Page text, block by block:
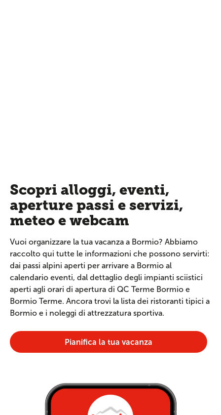
Scopri alloggi, eventi,
aperture passi e servizi,
meteo e webcam
Vuoi organizzare la tua vacanza a Bormio? Abbiamo
raccolto qui tutte le informazioni che possono servirti:
dai passi alpini aperti per arrivare a Bormio al
calendario eventi, dal dettaglio degli impianti sciistici
aperti agli orari di apertura di QC Terme Bormio e
Bormio Terme. Ancora trovi la lista dei ristoranti tipici a
Bormio e i noleggi di attrezzatura sportiva.
Pianifica la tua vacanza